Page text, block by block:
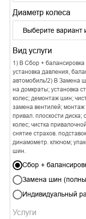
Диаметр колеса
Вид услуги
1) В Сбор + балансировка
установка давления,
автомобиль!2) В Замена
на домкраты; установка
колес; демонтаж шин;
замена вентилей; монтаж
привал. плоскости диска;
колес; чистка
снятие страхов.
динамометр. ключом;
шин.
Сбор +
Замена шин
Индивидуальный
Услуги